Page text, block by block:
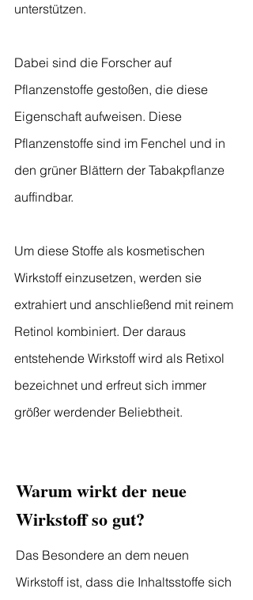
unterstützen.
Dabei sind die Forscher auf
Pflanzenstoffe gestoßen, die diese
Eigenschaft aufweisen. Diese
Pflanzenstoffe sind im Fenchel und in
den grüner Blättern der Tabakpflanze
auffindbar.
Um diese Stoffe als kosmetischen
Wirkstoff einzusetzen, werden sie
extrahiert und anschließend mit reinem
Retinol kombiniert. Der daraus
entstehende Wirkstoff wird als Retixol
bezeichnet und erfreut sich immer
größer werdender Beliebtheit.
Warum wirkt der neue
Wirkstoff so gut?
Das Besondere an dem neuen
Wirkstoff ist, dass die Inhaltsstoffe sich